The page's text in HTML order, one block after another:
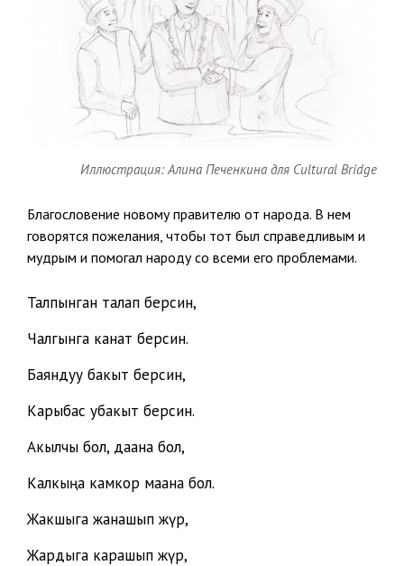
Иллюстрация: Алина Печенкина для Cultural Bridge
Благословение новому правителю от народа. В нем
говорятся пожелания, чтобы тот был справедливым и
мудрым и помогал народу со всеми его проблемами.
Талпынган талап берсин,
Чалгынга канат берсин.
Баяндуу бакыт берсин,
Карыбас убакыт берсин.
Акылчы бол, даана бол,
Калкыңа камкор маана бол.
Жакшыга жанашып жүр,
Жардыга карашып жүр,